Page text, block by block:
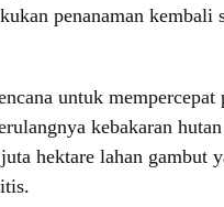
penanaman
untuk mempercepat
kebakaran
hektare lahan gambut